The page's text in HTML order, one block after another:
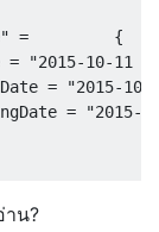
=         {
= "2015-10-11
= "2015-10-
= "2015-
น?